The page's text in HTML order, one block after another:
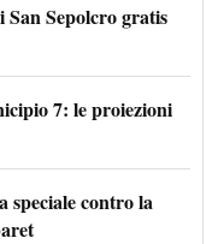
Sepolcro gratis
7: le proiezioni
speciale contro la